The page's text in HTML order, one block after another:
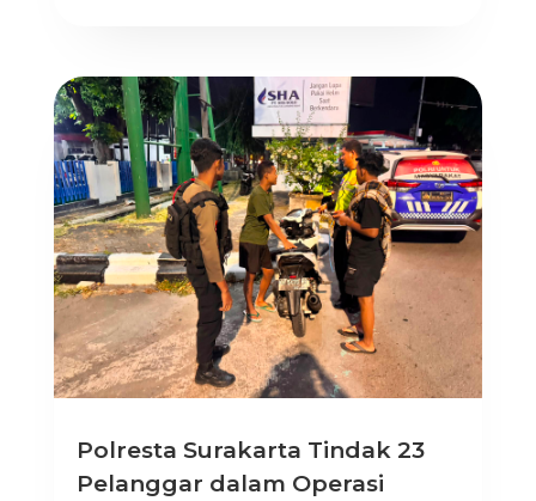
Polresta Surakarta Tindak 23
Pelanggar dalam Operasi